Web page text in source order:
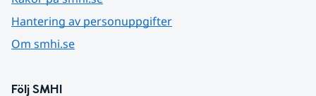
Hantering av personuppgifter
Om smhi.se
Följ SMHI